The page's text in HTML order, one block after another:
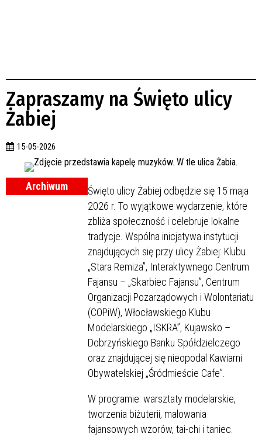
Zapraszamy na Święto ulicy
Żabiej
15-05-2026
Archiwum
Święto ulicy Żabiej odbędzie się 15 maja
2026 r. To wyjątkowe wydarzenie, które
zbliża społeczność i celebruje lokalne
tradycje. Wspólna inicjatywa instytucji
znajdujących się przy ulicy Żabiej: Klubu
„Stara Remiza”, Interaktywnego Centrum
Fajansu – „Skarbiec Fajansu”, Centrum
Organizacji Pozarządowych i Wolontariatu
(COPiW), Włocławskiego Klubu
Modelarskiego „ISKRA”, Kujawsko –
Dobrzyńskiego Banku Spółdzielczego
oraz znajdującej się nieopodal Kawiarni
Obywatelskiej „Śródmieście Cafe”.
W programie: warsztaty modelarskie,
tworzenia biżuterii, malowania
fajansowych wzorów, tai-chi i taniec.